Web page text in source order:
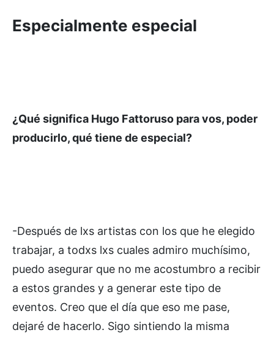
Especialmente especial
¿Qué significa Hugo Fattoruso para vos, poder
producirlo, qué tiene de especial?
-Después de lxs artistas con los que he elegido
trabajar, a todxs lxs cuales admiro muchísimo,
puedo asegurar que no me acostumbro a recibir
a estos grandes y a generar este tipo de
eventos. Creo que el día que eso me pase,
dejaré de hacerlo. Sigo sintiendo la misma